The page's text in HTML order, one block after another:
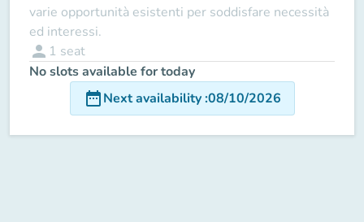
varie opportunità esistenti per soddisfare necessità
ed interessi.
person 1 seat
No slots available for today
date_rangeNext availability:08/10/2026